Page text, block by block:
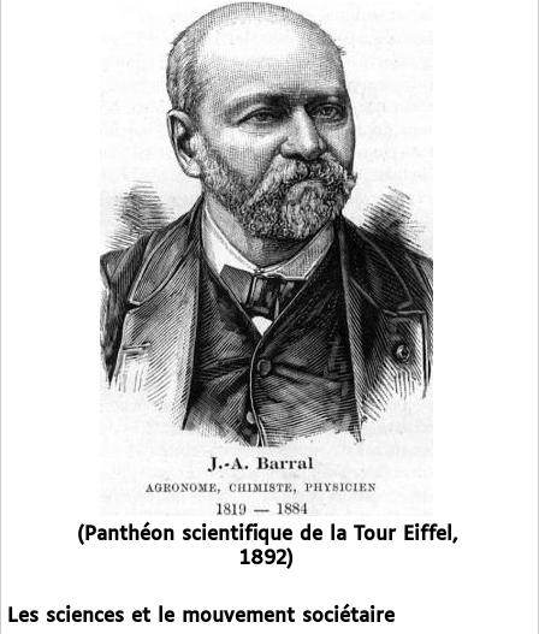
(Panthéon scientifique de la Tour Eiffel,
1892)
Les sciences et le mouvement sociétaire